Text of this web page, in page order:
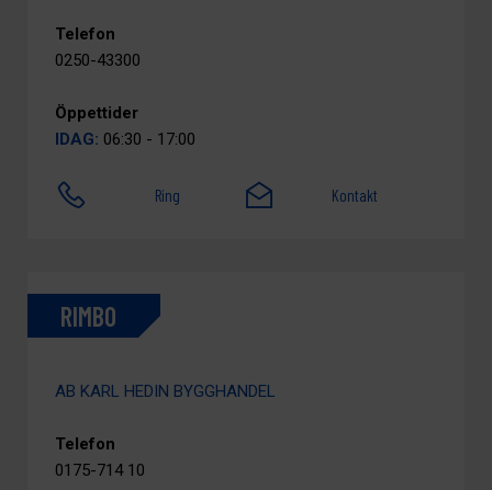
Telefon
0250-43300
Öppettider
IDAG: 06:30 - 17:00
Ring Kontakt
RIMBO
AB KARL HEDIN BYGGHANDEL
Telefon
0175-714 10